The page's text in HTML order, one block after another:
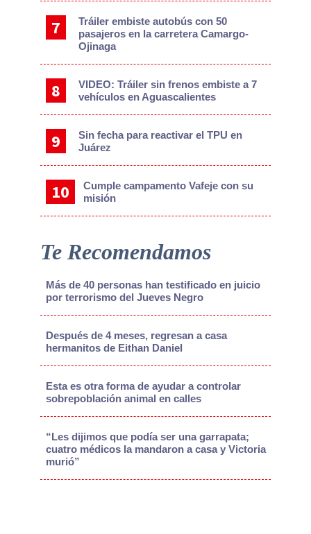
Tráiler embiste autobús con 50
pasajeros en la carretera Camargo-
Ojinaga
VIDEO: Tráiler sin frenos embiste a 7
vehículos en Aguascalientes
Sin fecha para reactivar el TPU en
Juárez
Cumple campamento Vafeje con su
misión
Te Recomendamos
Más de 40 personas han testificado en juicio
por terrorismo del Jueves Negro
Después de 4 meses, regresan a casa
hermanitos de Eithan Daniel
Esta es otra forma de ayudar a controlar
sobrepoblación animal en calles
“Les dijimos que podía ser una garrapata;
cuatro médicos la mandaron a casa y Victoria
murió”